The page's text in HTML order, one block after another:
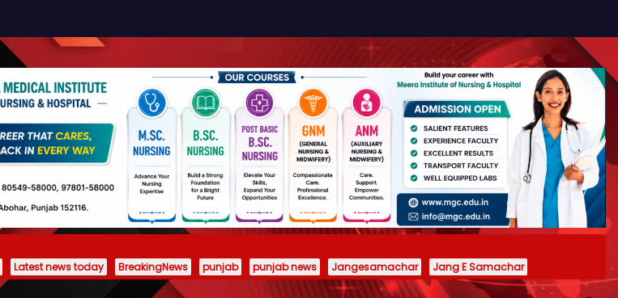
Latest news today BreakingNews punjab punjab news Jangesamachar Jang E Samachar